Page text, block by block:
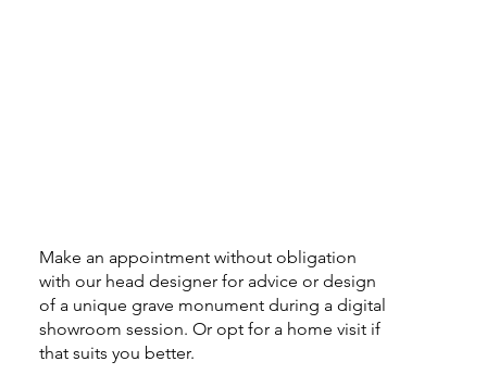
Make an appointment without obligation
with our head designer for advice or design
of a unique grave monument during a digital
showroom session. Or opt for a home visit if
that suits you better.